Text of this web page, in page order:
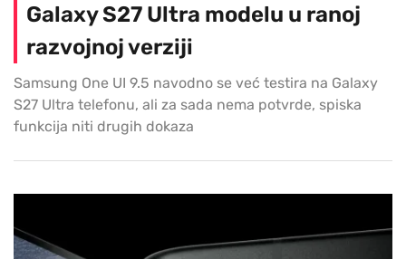
Galaxy S27 Ultra modelu u ranoj
razvojnoj verziji
Samsung One UI 9.5 navodno se već testira na Galaxy
S27 Ultra telefonu, ali za sada nema potvrde, spiska
funkcija niti drugih dokaza